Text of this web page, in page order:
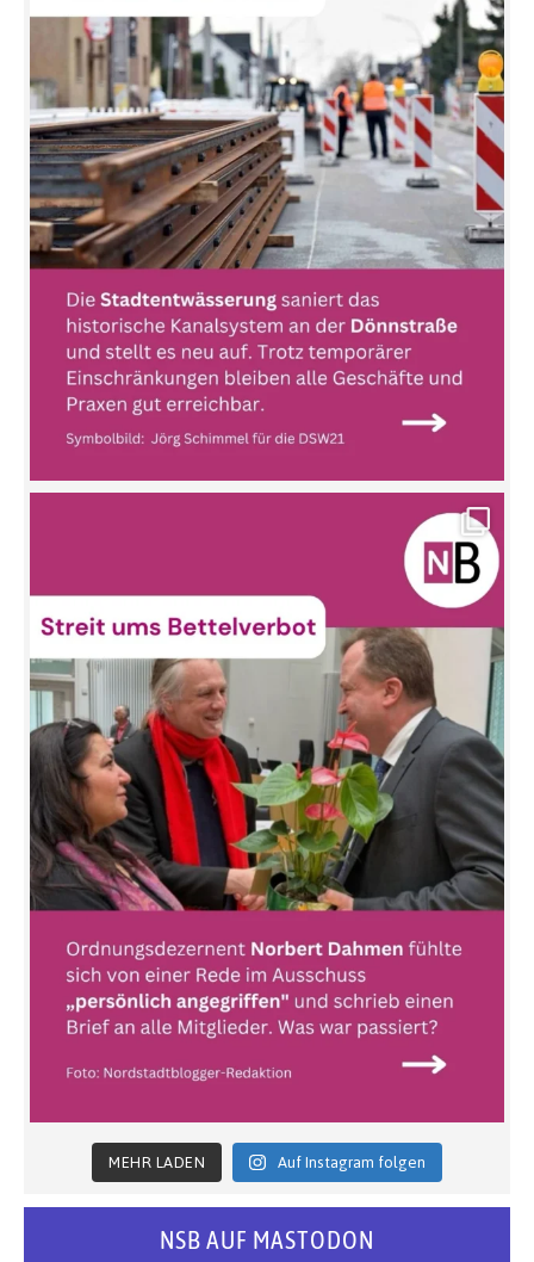
MEHR LADEN Auf Instagram folgen
NSB AUF MASTODON